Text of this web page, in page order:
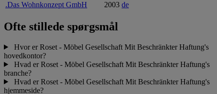
.Das Wohnkonzept GmbH
2003 de
Ofte stillede spørgsmål
Hvor er Roset - Möbel Gesellschaft Mit Beschränkter Haftung's
hovedkontor?
Hvad er Roset - Möbel Gesellschaft Mit Beschränkter Haftung's
branche?
Hvad er Roset - Möbel Gesellschaft Mit Beschränkter Haftung's
hjemmeside?